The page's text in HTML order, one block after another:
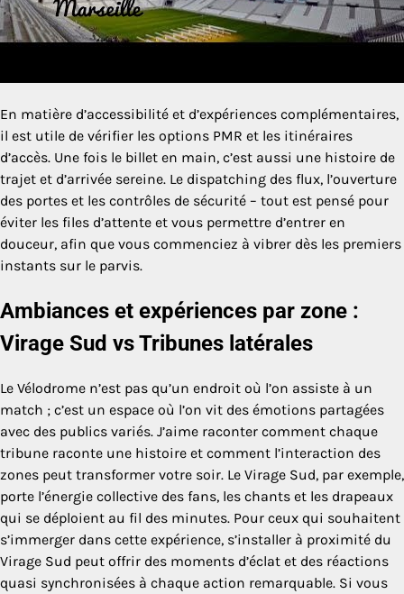
En matière d’accessibilité et d’expériences complémentaires,
il est utile de vérifier les options PMR et les itinéraires
d’accès. Une fois le billet en main, c’est aussi une histoire de
trajet et d’arrivée sereine. Le dispatching des flux, l’ouverture
des portes et les contrôles de sécurité – tout est pensé pour
éviter les files d’attente et vous permettre d’entrer en
douceur, afin que vous commenciez à vibrer dès les premiers
instants sur le parvis.
Ambiances et expériences par zone :
Virage Sud vs Tribunes latérales
Le Vélodrome n’est pas qu’un endroit où l’on assiste à un
match ; c’est un espace où l’on vit des émotions partagées
avec des publics variés. J’aime raconter comment chaque
tribune raconte une histoire et comment l’interaction des
zones peut transformer votre soir. Le Virage Sud, par exemple,
porte l’énergie collective des fans, les chants et les drapeaux
qui se déploient au fil des minutes. Pour ceux qui souhaitent
s’immerger dans cette expérience, s’installer à proximité du
Virage Sud peut offrir des moments d’éclat et des réactions
quasi synchronisées à chaque action remarquable. Si vous